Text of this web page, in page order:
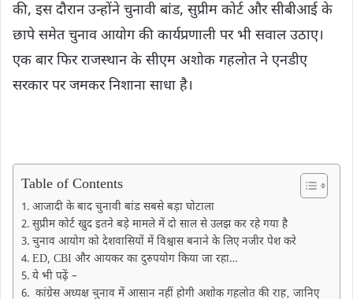
की, इस दौरान उन्होंने चुनावी बांड, सुप्रीम कोर्ट और सीबीआई के
छापे समेत चुनाव आयोग की कार्यप्रणाली पर भी सवाल उठाए।
एक बार फिर राजस्थान के सीएम अशोक गहलोत ने एनडीए
सरकार पर जमकर निशाना साधा है।
Table of Contents
आजादी के बाद चुनावी बांड सबसे बड़ा घोटाला
सुप्रीम कोर्ट खुद इतने बड़े मामले में दो साल से उलझ कर रहे गया है
चुनाव आयोग को देशवासियों में विश्वास बनाने के लिए नजीर पेश करे
ED, CBI और आयकर का दुरुपयोग किया जा रहा…
ये भी पढ़ें –
कांग्रेस अध्यक्ष चुनाव में आसान नहीं होगी अशाेक गहलोत की राह‚ जानिए